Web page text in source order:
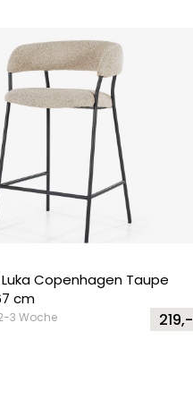
Copenhagen Taupe
cm
3 Woche 219,-